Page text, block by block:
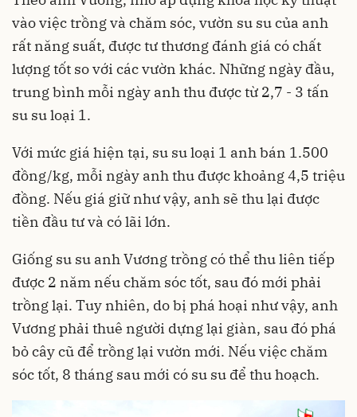
vào việc trồng và chăm sóc, vườn su su của anh
rất năng suất, được tư thương đánh giá có chất
lượng tốt so với các vườn khác. Những ngày đầu,
trung bình mỗi ngày anh thu được từ 2,7 - 3 tấn
su su loại 1.
Với mức giá hiện tại, su su loại 1 anh bán 1.500
đồng/kg, mỗi ngày anh thu được khoảng 4,5 triệu
đồng. Nếu giá giữ như vậy, anh sẽ thu lại được
tiền đầu tư và có lãi lớn.
Giống su su anh Vương trồng có thể thu liên tiếp
được 2 năm nếu chăm sóc tốt, sau đó mới phải
trồng lại. Tuy nhiên, do bị phá hoại như vậy, anh
Vương phải thuê người dựng lại giàn, sau đó phá
bỏ cây cũ để trồng lại vườn mới. Nếu việc chăm
sóc tốt, 8 tháng sau mới có su su để thu hoạch.